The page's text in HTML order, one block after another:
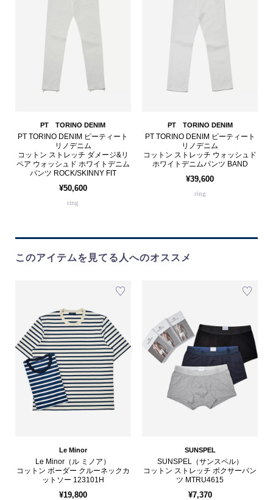
PT TORINO DENIM
PT TORINO DENIM ピーティート
リノデニム
コットン ストレッチ ダメージ&リ
ペア ウォッシュド ホワイトデニム
パンツ ROCK/SKINNY FIT
¥50,600
ring
PT TORINO DENIM
PT TORINO DENIM ピーティート
リノデニム
コットン ストレッチ ウォッシュド
ホワイトデニムパンツ BAND
¥39,600
ring
このアイテムを見てる人へのオススメ
Le Minor
Le Minor（ル ミノア）
コットン ボーダー クルーネックカ
ットソー 123101H
¥19,800
SUNSPEL
SUNSPEL（サンスペル）
コットン ストレッチ ボクサーパン
ツ MTRU4615
¥7,370